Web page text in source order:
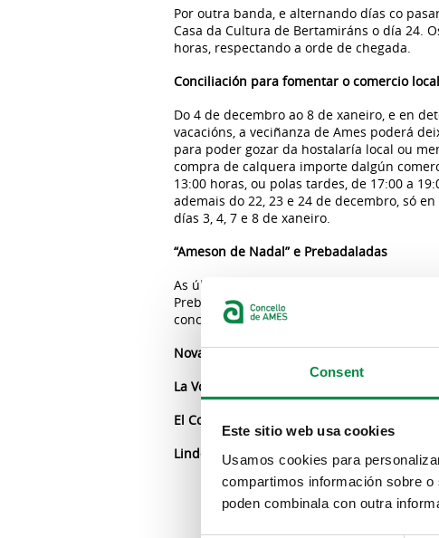
Consent
Este sitio web usa cookies
Usamos cookies para
compartimos información sobre
poden combinala con outra
Por outra banda, e alternando días co
Casa da Cultura de Bertamiráns o día 24.
horas, respectando a orde de chegada.
Conciliación para fomentar o comercio
Do 4 de decembro ao 8 de xaneiro, e en
vacacións, a veciñanza de Ames poderá
para poder gozar da hostalaría local ou
compra de calquera importe dalgún
13:00 horas, ou polas tardes, de 17:00 a
ademais do 22, 23 e 24 de decembro, só
días 3, 4, 7 e 8 de xaneiro.
“Ameson de Nadal” e Prebadaladas
As últimas actividades do programa serán
Prebadaladas de Fin de ano, que volven
concelleira de Promoción Económica, Ana
Novas relacionadas
La Voz de Galicia:
El Correo Gallego:
Lindeiros:"Ames quere “encher de vida as